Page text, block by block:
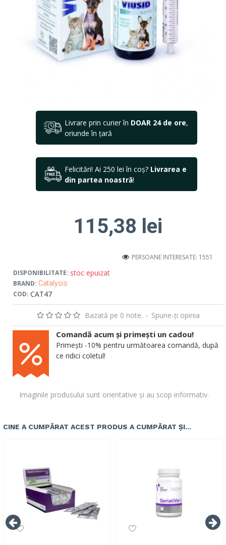
Livrare prin curier în DOAR 24 de ore,
oriunde în țară
Felicitări! Ai 250 lei în coș? Livrarea e
din partea noastră!
DISPONIBILITATE: stoc epuizat
BRAND: Catalysis
COD: CAT47
PERSOANE INTERESATE: 1551
Bazată pe 0 note. - Spune-ţi opinia
115,38 lei
Imaginile produsului sunt orientative și au scop informativ.
Comandă acum și primești un cadou!
Primești -10% pentru următoarea comandă, după
ce ridici coletul!
CINE A CUMPĂRAT ACEST PRODUS A CUMPĂRAT ȘI...